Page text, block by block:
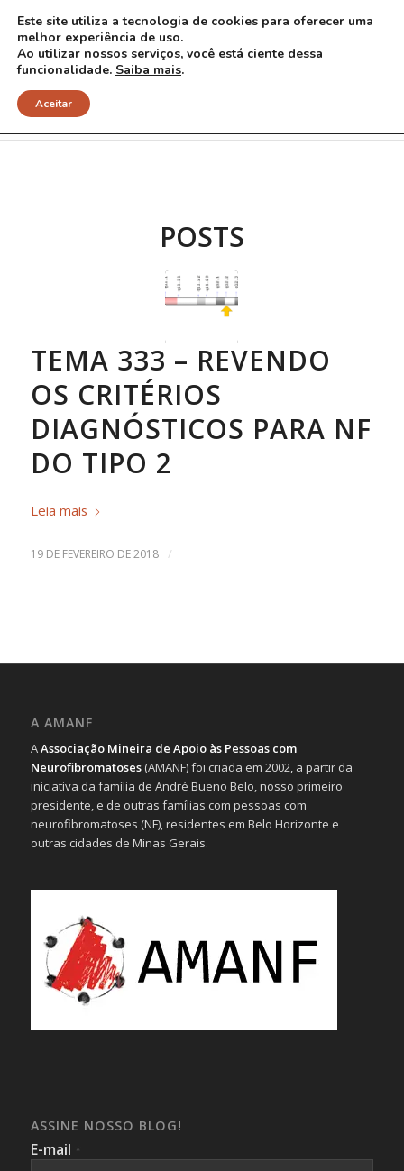
Arquivo para Tag: gene SMARCB1
POSTS
TEMA 333 – REVENDO
OS CRITÉRIOS
DIAGNÓSTICOS PARA NF
DO TIPO 2
Leia mais
19 DE FEVEREIRO DE 2018 /
A AMANF
AAssociação Mineira de Apoio às Pessoas com
Neurofibromatoses(AMANF) foi criada em 2002, a partir da
iniciativa da família de André Bueno Belo, nosso primeiro
presidente, e de outras famílias com pessoas com
neurofibromatoses (NF), residentes em Belo Horizonte e
outras cidades de Minas Gerais.
ASSINE NOSSO BLOG!
E-mail *
Este site utiliza a tecnologia de cookies para oferecer uma
melhor experiência de uso.
Ao utilizar nossos serviços, você está ciente dessa
funcionalidade. Saiba mais.
Aceitar